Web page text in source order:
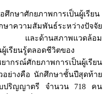
ศึกษาศักยภาพการเป็นผู้เรียน
าความสัมพันธ์ระหว่างปัจจัย
ว และด้านสภาพแวดล้อม
เรียนรู้ตลอดชีวิตของ
ากรณ์ศักยภาพการเป็นผู้เรียน
ย่างคือ นักศึกษาชั้นปีสุดท้าย
บปริญญาตรี จำนวน 718 คน